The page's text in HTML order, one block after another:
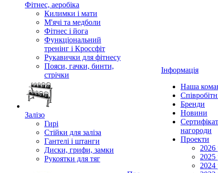
Фітнес, аеробіка
Килимки і мати
М'ячі та медболи
Фітнес і йога
Функціональний
тренінг і Кроссфіт
Рукавички для фітнесу
Пояси, гачки, бинти,
стрічки
Залізо
Гирі
Стійки для заліза
Гантелі і штанги
Диски, грифи, замки
Рукоятки для тяг
Інформація
Наша
Бренди
Новини
нагороди
Проекти
2026
2025
2024